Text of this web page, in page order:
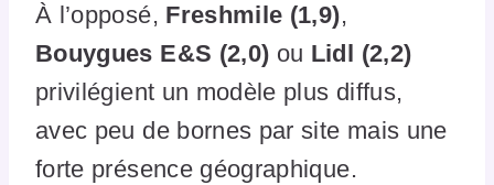
À l’opposé, Freshmile (1,9),
Bouygues E&S (2,0) ou Lidl (2,2)
privilégient un modèle plus diffus,
avec peu de bornes par site mais une
forte présence géographique.